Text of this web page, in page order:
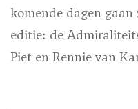
komende dagen
editie: de
Piet en Rennie van